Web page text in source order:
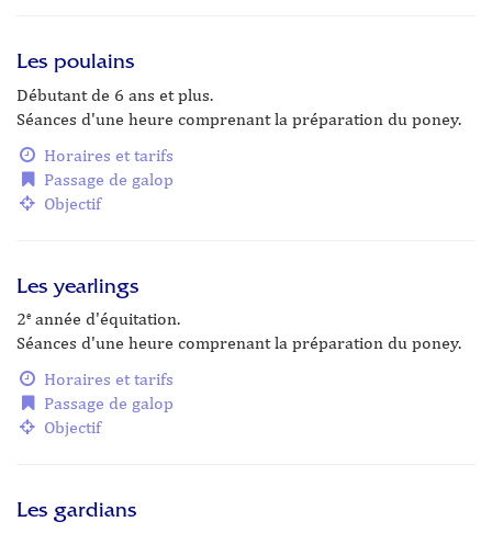
Les poulains
Débutant de 6 ans et plus.
Séances d'une heure comprenant la préparation du poney.
Horaires et tarifs
Passage de galop
Objectif
Les yearlings
2e année d'équitation.
Séances d'une heure comprenant la préparation du poney.
Horaires et tarifs
Passage de galop
Objectif
Les gardians